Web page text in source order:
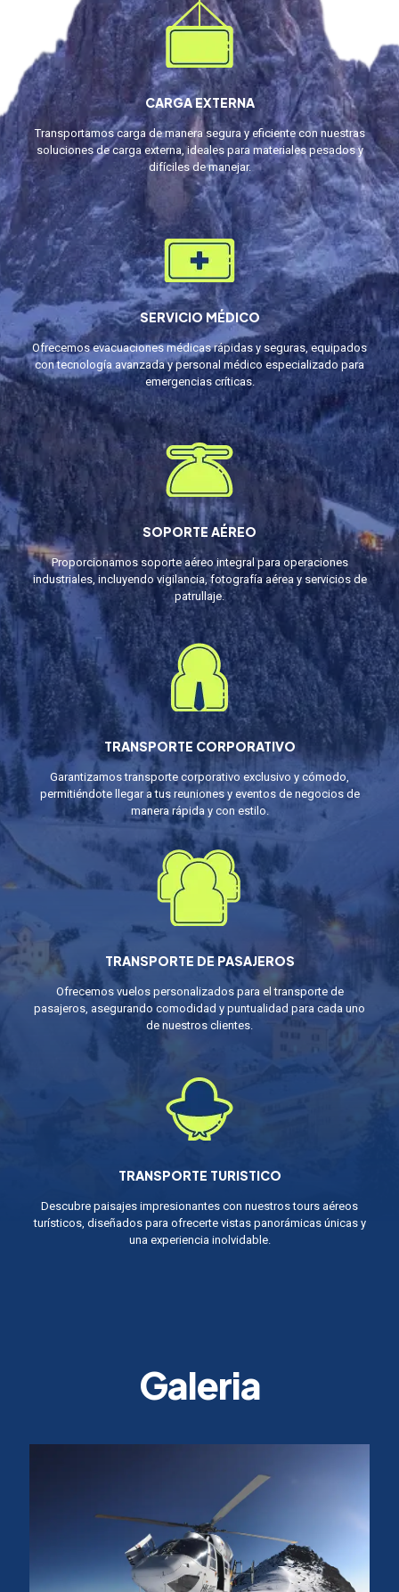
CARGA EXTERNA
Transportamos carga de manera segura y eficiente con nuestras
soluciones de carga externa, ideales para materiales pesados y
difíciles de manejar.
SERVICIO MÉDICO
Ofrecemos evacuaciones médicas rápidas y seguras, equipados
con tecnología avanzada y personal médico especializado para
emergencias críticas.
SOPORTE AÉREO
Proporcionamos soporte aéreo integral para operaciones
industriales, incluyendo vigilancia, fotografía aérea y servicios de
patrullaje.
TRANSPORTE CORPORATIVO
Garantizamos transporte corporativo exclusivo y cómodo,
permitiéndote llegar a tus reuniones y eventos de negocios de
manera rápida y con estilo.
TRANSPORTE DE PASAJEROS
Ofrecemos vuelos personalizados para el transporte de
pasajeros, asegurando comodidad y puntualidad para cada uno
de nuestros clientes.
TRANSPORTE TURISTICO
Descubre paisajes impresionantes con nuestros tours aéreos
turísticos, diseñados para ofrecerte vistas panorámicas únicas y
una experiencia inolvidable.
Galeria